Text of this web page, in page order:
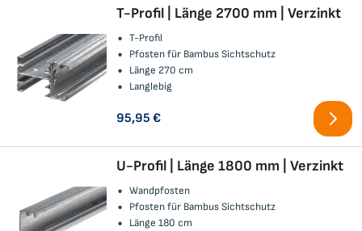
T-Profil | Länge 2700 mm | Verzinkt
T-Profil
Pfosten für Bambus Sichtschutz
Länge 270 cm
Langlebig
95,95 €
U-Profil | Länge 1800 mm | Verzinkt
Wandpfosten
Pfosten für Bambus Sichtschutz
Länge 180 cm